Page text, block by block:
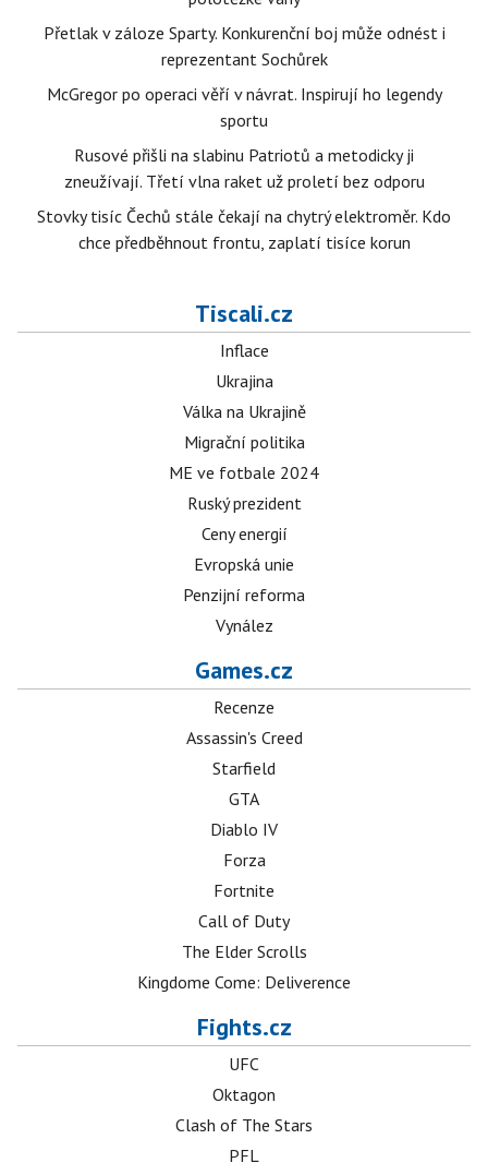
Přetlak v záloze Sparty. Konkurenční boj může odnést i
reprezentant Sochůrek
McGregor po operaci věří v návrat. Inspirují ho legendy
sportu
Rusové přišli na slabinu Patriotů a metodicky ji
zneužívají. Třetí vlna raket už proletí bez odporu
Stovky tisíc Čechů stále čekají na chytrý elektroměr. Kdo
chce předběhnout frontu, zaplatí tisíce korun
Tiscali.cz
Inflace
Ukrajina
Válka na Ukrajině
Migrační politika
ME ve fotbale 2024
Ruský prezident
Ceny energií
Evropská unie
Penzijní reforma
Vynález
Games.cz
Recenze
Assassin's Creed
Starfield
GTA
Diablo IV
Forza
Fortnite
Call of Duty
The Elder Scrolls
Kingdome Come: Deliverence
Fights.cz
UFC
Oktagon
Clash of The Stars
PFL